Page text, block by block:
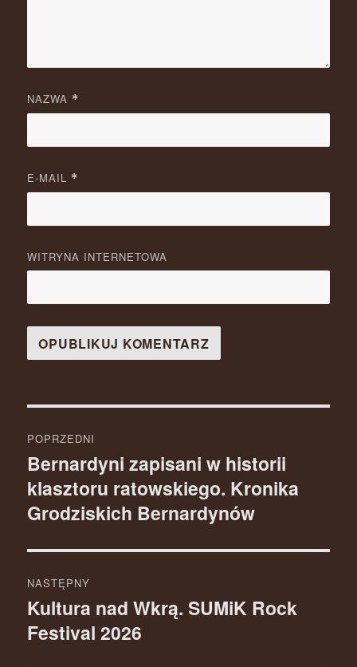
NAZWA *
E-MAIL *
WITRYNA INTERNETOWA
wpisu
POPRZEDNI
Poprzedni
wpis:
Bernardyni zapisani w historii
klasztoru ratowskiego. Kronika
Grodziskich Bernardynów
NASTĘPNY
Następny
wpis:
Kultura nad Wkrą. SUMiK Rock
Festival 2026